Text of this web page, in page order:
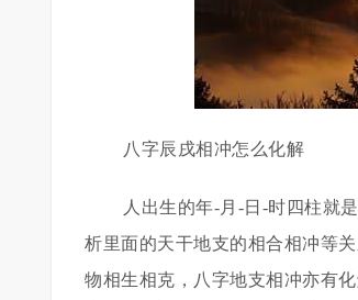
八字辰戌相冲怎么化解
人出生的年-月-日-时四柱就
析里面的天干地支的相合相冲等
物相生相克，八字地支相冲亦有